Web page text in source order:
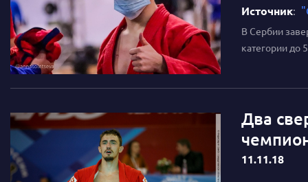
Источник:
В Сербии
категории до
Два
11.11.18